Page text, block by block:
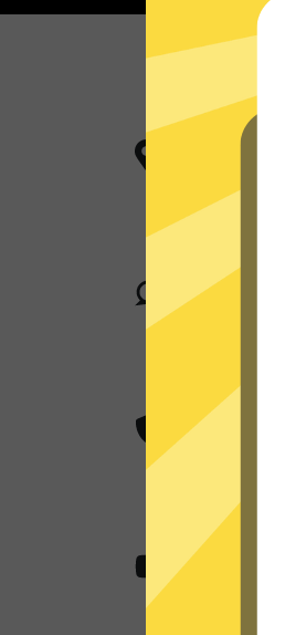
更多服
极光加速器
卓越的
极光加速器
身在何处，
超群的
无国界内